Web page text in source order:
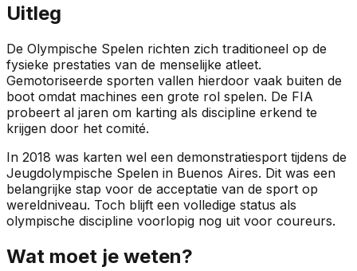
Uitleg
De Olympische Spelen richten zich traditioneel op de
fysieke prestaties van de menselijke atleet.
Gemotoriseerde sporten vallen hierdoor vaak buiten de
boot omdat machines een grote rol spelen. De FIA
probeert al jaren om karting als discipline erkend te
krijgen door het comité.
In 2018 was karten wel een demonstratiesport tijdens de
Jeugdolympische Spelen in Buenos Aires. Dit was een
belangrijke stap voor de acceptatie van de sport op
wereldniveau. Toch blijft een volledige status als
olympische discipline voorlopig nog uit voor coureurs.
Wat moet je weten?